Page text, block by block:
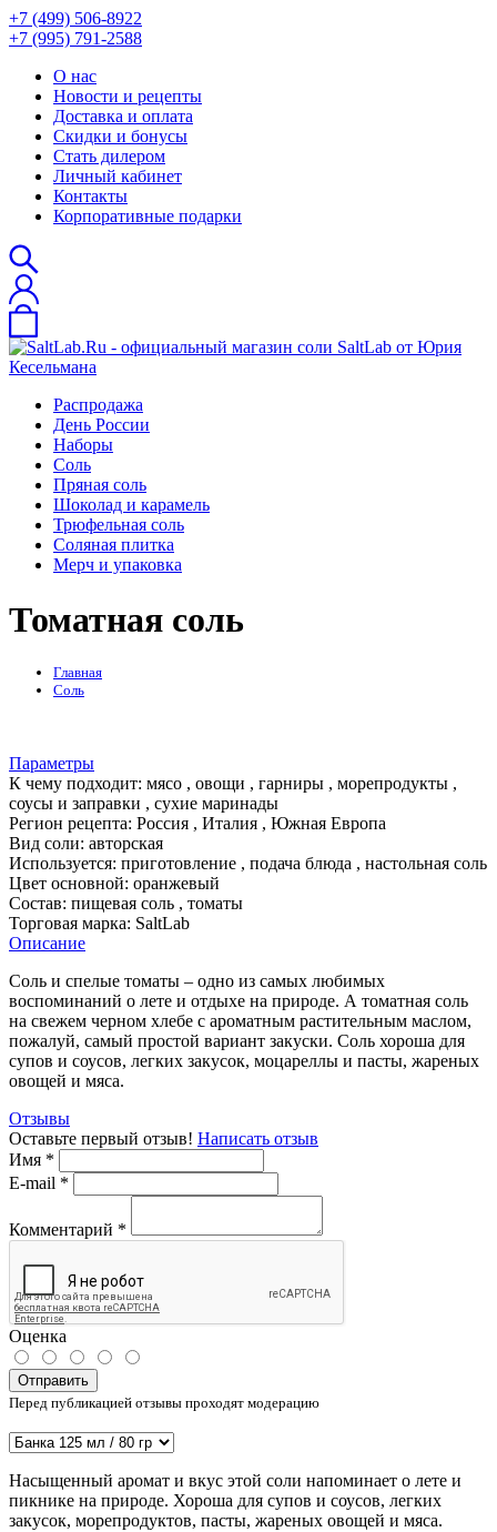
+7 (499) 506-8922
+7 (995) 791-2588
О нас
Новости и рецепты
Доставка и оплата
Скидки и бонусы
Стать дилером
Личный кабинет
Контакты
Корпоративные подарки
Распродажа
День России
Наборы
Соль
Пряная соль
Шоколад и карамель
Трюфельная соль
Соляная плитка
Мерч и упаковка
Томатная соль
Главная
Соль
Параметры
К чему подходит: мясо , овощи , гарниры , морепродукты ,
соусы и заправки , сухие маринады
Регион рецепта: Россия , Италия , Южная Европа
Вид соли: авторская
Используется: приготовление , подача блюда , настольная соль
Цвет основной: оранжевый
Состав: пищевая соль , томаты
Торговая марка: SaltLab
Описание
Соль и спелые томаты – одно из самых любимых
воспоминаний о лете и отдыхе на природе. А томатная соль
на свежем черном хлебе с ароматным растительным маслом,
пожалуй, самый простой вариант закуски. Соль хороша для
супов и соусов, легких закусок, моцареллы и пасты, жареных
овощей и мяса.
Отзывы
Оставьте первый отзыв! Написать отзыв
Имя *
E-mail *
Комментарий *
Оценка
Отправить
Перед публикацией отзывы проходят модерацию
Насыщенный аромат и вкус этой соли напоминает о лете и
пикнике на природе. Хороша для супов и соусов, легких
закусок, морепродуктов, пасты, жареных овощей и мяса.